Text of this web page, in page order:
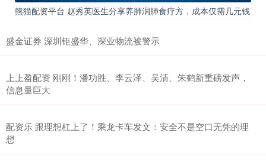
熊猫配资平台 赵秀英医生分享养肺润肺食疗方，成本仅需几元钱
盛金证券 深圳钜盛华、深业物流被警示
上上盈配资 刚刚！潘功胜、李云泽、吴清、朱鹤新重磅发声，
信息量巨大
配资乐 跟理想杠上了！乘龙卡车发文：安全不是空口无凭的理
想